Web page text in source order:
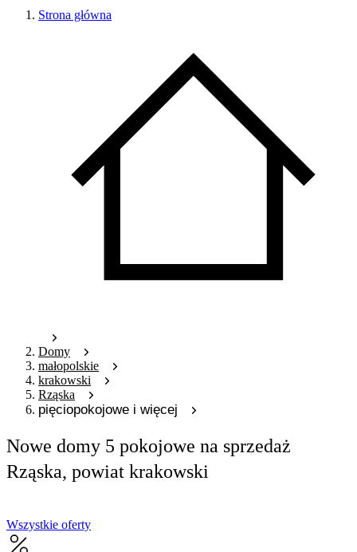
Strona główna
Domy
małopolskie
krakowski
Rząska
pięciopokojowe i więcej
Nowe domy 5 pokojowe na sprzedaż
Rząska, powiat krakowski
Wszystkie oferty